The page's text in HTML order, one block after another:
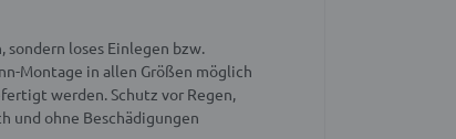
sondern loses Einlegen bzw.
Montage in allen Größen möglich
werden. Schutz vor Regen,
und ohne Beschädigungen